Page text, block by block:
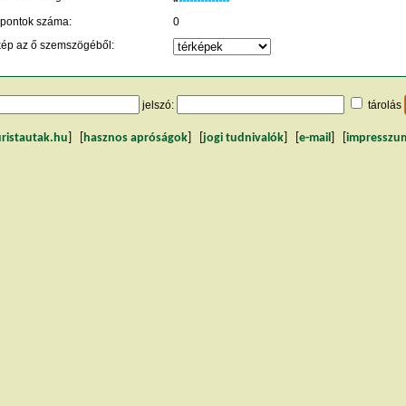
pontok száma:
0
az ő szemszögéből:
jelszó: tárolás
hasznos apróságok jogi tudnivalók e-mail